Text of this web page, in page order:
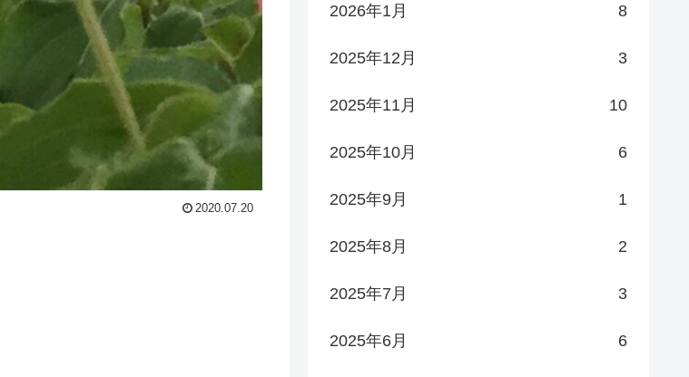
2020.07.20
2026年1月 8
2025年12月 3
2025年11月 10
2025年10月 6
2025年9月 1
2025年8月 2
2025年7月 3
2025年6月 6